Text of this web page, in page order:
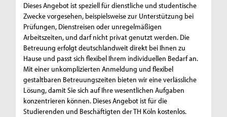
Dieses Angebot ist speziell für dienstliche und studentische
Zwecke vorgesehen, beispielsweise zur Unterstützung bei
Prüfungen, Dienstreisen oder unregelmäßigen
Arbeitszeiten, und darf nicht privat genutzt werden. Die
Betreuung erfolgt deutschlandweit direkt bei Ihnen zu
Hause und passt sich flexibel Ihrem individuellen Bedarf an.
Mit einer unkomplizierten Anmeldung und flexibel
gestaltbaren Betreuungszeiten bieten wir eine verlässliche
Lösung, damit Sie sich auf Ihre wesentlichen Aufgaben
konzentrieren können. Dieses Angebot ist für die
Studierenden und Beschäftigten der TH Köln kostenlos.